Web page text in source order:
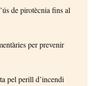
de pirotècnia fins al
per prevenir
pel perill d’incendi